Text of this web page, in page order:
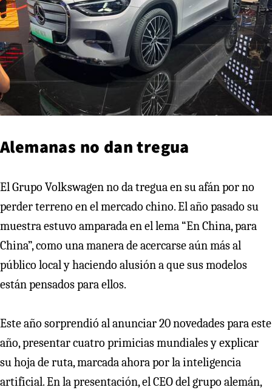
Alemanas no dan tregua
El Grupo Volkswagen no da tregua en su afán por no
perder terreno en el mercado chino. El año pasado su
muestra estuvo amparada en el lema “En China, para
China”, como una manera de acercarse aún más al
público local y haciendo alusión a que sus modelos
están pensados para ellos.
Este año sorprendió al anunciar 20 novedades para este
año, presentar cuatro primicias mundiales y explicar
su hoja de ruta, marcada ahora por la inteligencia
artificial. En la presentación, el CEO del grupo alemán,